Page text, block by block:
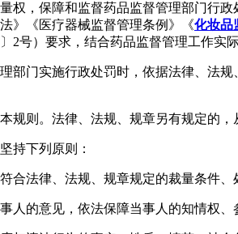
，保障和监督药品监督管理部门行
》《医疗器械监督管理条例》《化妆品
2号）要求，结合药品监督管理工作实
门实施行政处罚时，依据法律、法
则。法律、法规、规章另有规定的，
持下列原则：
合法律、法规、规章规定的裁量条件、
人的意见，依法保障当事人的知情权、